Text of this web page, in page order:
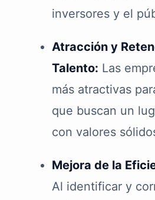
inversores y el
Atracción y
Talento: Las
más atractivas
que buscan un
con valores
Mejora de la
Al identificar y